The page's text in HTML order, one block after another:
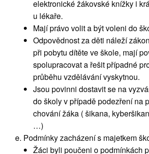
elektronické žákovské knížky i
u lékaře.
Mají právo volit a být voleni do
Odpovědnost za děti náleží
při pobytu dítěte ve škole, mají
spolupracovat a řešit případné
průběhu vzdělávání vyskytnou.
Jsou povinni dostavit se na
do školy v případě podezření na
chování žáka ( šikana,
…)
Podmínky zacházení s majetkem
Žáci byli poučeni o podmínkách